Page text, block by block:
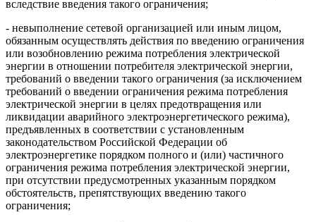
вследствие введения такого ограничения;
- невыполнение сетевой организацией или иным лицом,
обязанным осуществлять действия по введению ограничения
или возобновлению режима потребления электрической
энергии в отношении потребителя электрической энергии,
требований о введении такого ограничения (за исключением
требований о введении ограничения режима потребления
электрической энергии в целях предотвращения или
ликвидации аварийного электроэнергетического режима),
предъявленных в соответствии с установленным
законодательством Российской Федерации об
электроэнергетике порядком полного и (или) частичного
ограничения режима потребления электрической энергии,
при отсутствии предусмотренных указанным порядком
обстоятельств, препятствующих введению такого
ограничения;